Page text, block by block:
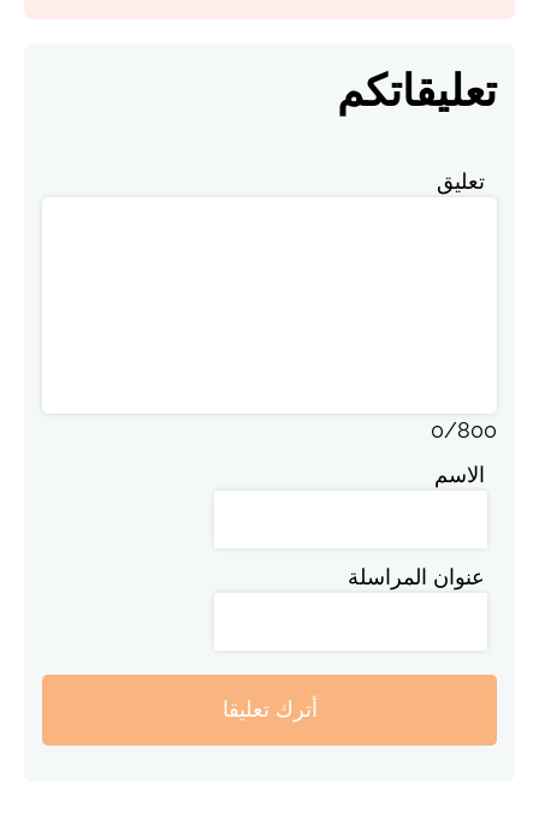
تعليقاتكم
تعليق
0/800
الاسم
عنوان المراسلة
أترك تعليقا